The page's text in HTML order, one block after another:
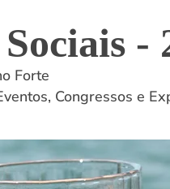
-
Forte
Congressos e